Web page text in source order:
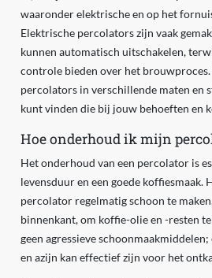
waaronder elektrische en op het
Elektrische percolators zijn vaak
kunnen automatisch uitschakelen,
controle bieden over het
percolators in verschillende maten en
kunt vinden die bij jouw behoeften en
Hoe onderhoud ik mijn
Het onderhoud van een percolator is
levensduur en een goede koffiesmaak.
percolator regelmatig schoon te
binnenkant, om koffie-olie en -resten
geen agressieve
en azijn kan effectief zijn voor het